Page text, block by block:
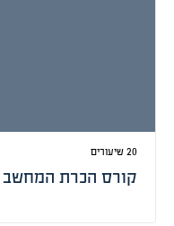
קורס הכרת המחשב